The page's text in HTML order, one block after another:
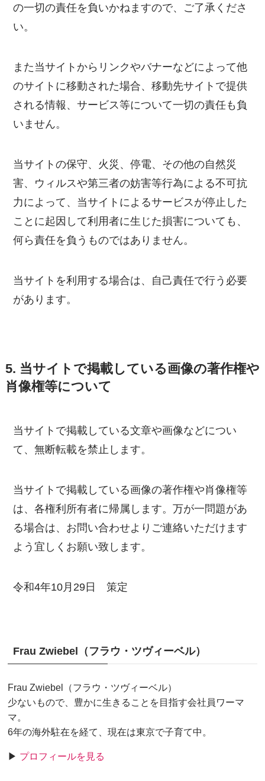
の一切の責任を負いかねますので、ご了承くださ
い。
また当サイトからリンクやバナーなどによって他
のサイトに移動された場合、移動先サイトで提供
される情報、サービス等について一切の責任も負
いません。
当サイトの保守、火災、停電、その他の自然災
害、ウィルスや第三者の妨害等行為による不可抗
力によって、当サイトによるサービスが停止した
ことに起因して利用者に生じた損害についても、
何ら責任を負うものではありません。
当サイトを利用する場合は、自己責任で行う必要
があります。
5. 当サイトで掲載している画像の著作権や
肖像権等について
当サイトで掲載している文章や画像などについ
て、無断転載を禁止します。
当サイトで掲載している画像の著作権や肖像権等
は、各権利所有者に帰属します。万が一問題があ
る場合は、お問い合わせよりご連絡いただけます
よう宜しくお願い致します。
令和4年10月29日 策定
Frau Zwiebel（フラウ・ツヴィーベル）
Frau Zwiebel（フラウ・ツヴィーベル）
少ないもので、豊かに生きることを目指す会社員ワーマ
マ。
6年の海外駐在を経て、現在は東京で子育て中。
▶ プロフィールを見る